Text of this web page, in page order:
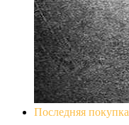
Последняя покупка